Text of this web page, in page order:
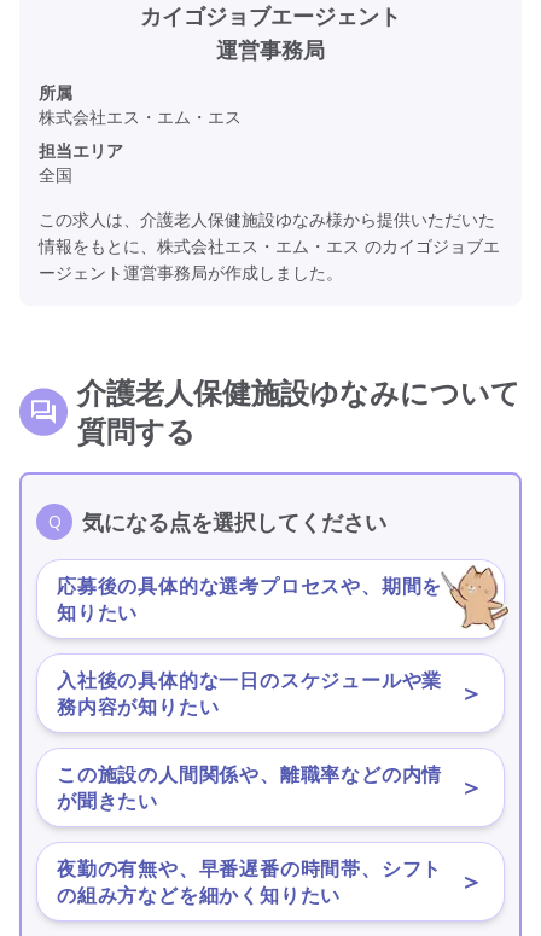
カイゴジョブエージェント
運営事務局
所属
株式会社エス・エム・エス
担当エリア
全国
この求人は、介護老人保健施設ゆなみ様から提供いただいた
情報をもとに、株式会社エス・エム・エス のカイゴジョブエ
ージェント運営事務局が作成しました。
介護老人保健施設ゆなみについて
質問する
気になる点を選択してください
応募後の具体的な選考プロセスや、期間を
知りたい
＞
入社後の具体的な一日のスケジュールや業
務内容が知りたい
＞
この施設の人間関係や、離職率などの内情
が聞きたい
＞
夜勤の有無や、早番遅番の時間帯、シフト
の組み方などを細かく知りたい
＞